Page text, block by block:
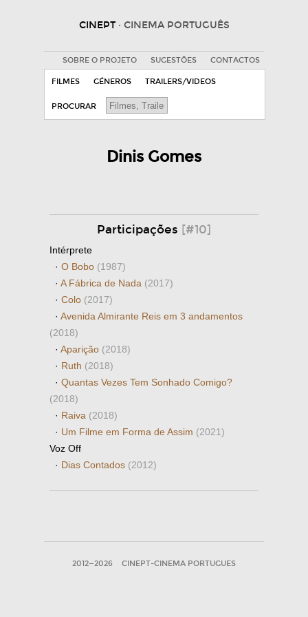
CINEPT · CINEMA PORTUGUÊS
SOBRE O PROJETO SUGESTÕES CONTACTOS
FILMES GÉNEROS TRAILERS/VIDEOS
PROCURAR
Dinis Gomes
Participações [#10]
Intérprete
· O Bobo (1987)
· A Fábrica de Nada (2017)
· Colo (2017)
· Avenida Almirante Reis em 3 andamentos
(2018)
· Aparição (2018)
· Ruth (2018)
· Quantas Vezes Tem Sonhado Comigo?
(2018)
· Raiva (2018)
· Um Filme em Forma de Assim (2021)
Voz Off
· Dias Contados (2012)
2012—2026 CINEPT-CINEMA PORTUGUES